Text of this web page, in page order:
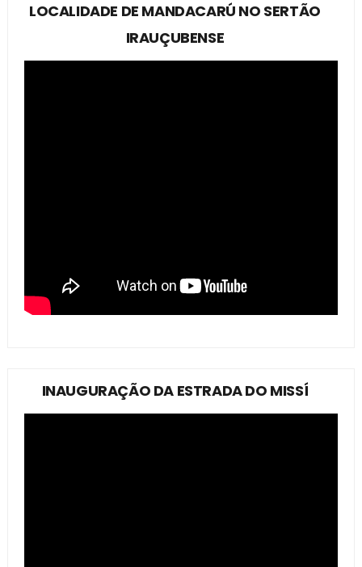
LOCALIDADE DE MANDACARÚ NO SERTÃO
IRAUÇUBENSE
INAUGURAÇÃO DA ESTRADA DO MISSÍ